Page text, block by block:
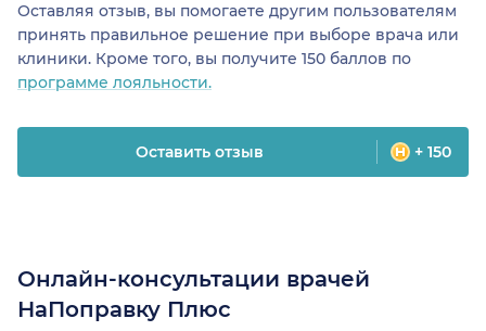
Оставляя отзыв, вы помогаете другим пользователям
принять правильное решение при выборе врача или
клиники. Кроме того, вы получите 150 баллов по
программе лояльности.
Оставить отзыв + 150
Онлайн-консультации врачей
НаПоправку Плюс